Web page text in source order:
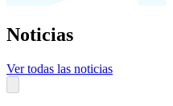
Noticias
Ver todas las noticias